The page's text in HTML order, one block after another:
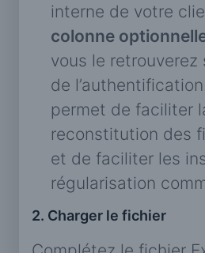
interne de votre
colonne
vous le retrouverez
de
permet de faciliter
reconstitution des
et de faciliter les
régularisation
2. Charger le fichier